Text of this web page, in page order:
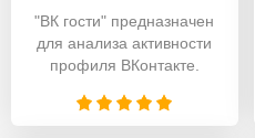
"ВК гости" предназначен
для анализа активности
профиля ВКонтакте.